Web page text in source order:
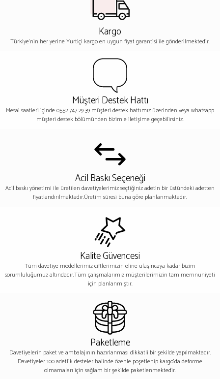
Kargo
Türkiye'nin her yerine Yurtiçi kargo en uygun fiyat garantisi ile gönderilmektedir.
Müşteri Destek Hattı
Mesai saatleri içinde 0552 747 29 39 müşteri destek hattımız üzerinden veya whatsapp
müşteri destek bölümünden bizimle iletişime geçebilirsiniz.
Acil Baskı Seçeneği
Acil baskı yönetimi ile üretilen davetiyelerimiz seçtiğiniz adetin bir üstündeki adetten
fiyatlandırılmaktadır.Üretim süresi buna göre planlanmaktadır.
Kalite Güvencesi
Tüm davetiye modellerimiz çiftlerimizin eline ulaşıncaya kadar bizim
sorumluluğumuz altındadır.Tüm çalışmalarımız müşterilerimizin tam memnuniyeti
için planlanmıştır.
Paketleme
Davetiyelerin paket ve ambalajının hazırlanması dikkatli bir şekilde yapılmaktadır.
Davetiyeler 100 adetlik desteler halinde özenle poşetlenip kargo’da deforme
olmamaları için sağlam bir şekilde paketlenmektedir.